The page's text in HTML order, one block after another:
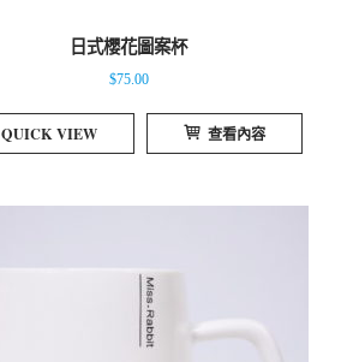
日式櫻花圖案杯
$75.00
QUICK VIEW 查看內容